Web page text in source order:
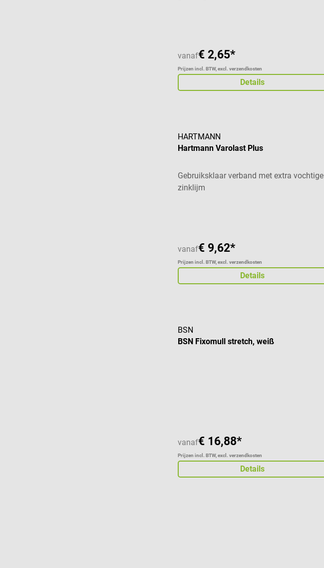
vanaf€ 2,65*
Prijzen incl. BTW, excl. verzendkosten
Details
HARTMANN
Hartmann Varolast Plus
Gebruiksklaar verband met extra vochtige
zinklijm
vanaf€ 9,62*
Prijzen incl. BTW, excl. verzendkosten
Details
BSN
BSN Fixomull stretch, weiß
vanaf€ 16,88*
Prijzen incl. BTW, excl. verzendkosten
Details